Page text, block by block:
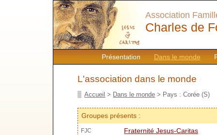
Présentation Dans le monde
Association
Charles de
L'association dans le monde
Accueil > Dans le monde > Pays : Corée (S)
Groupes présents :
FJC Fraternité Jesus-Caritas